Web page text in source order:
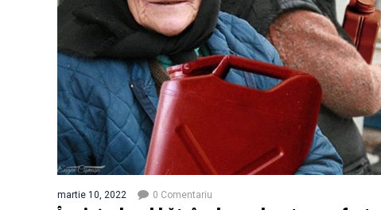
martie 10, 2022 0 Comentariu